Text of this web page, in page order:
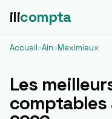
ilicompta
Accueil›Ain›Meximieux
Les
comptables